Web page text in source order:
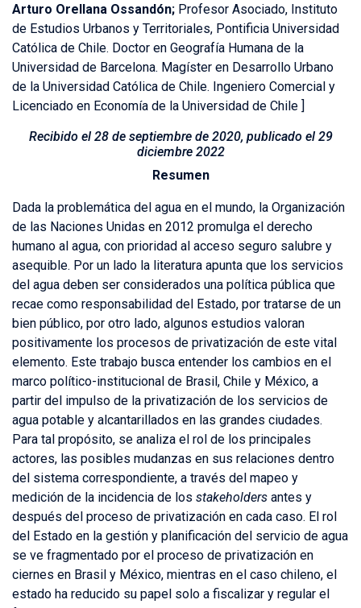
Arturo Orellana Ossandón; Profesor Asociado, Instituto
de Estudios Urbanos y Territoriales, Pontificia Universidad
Católica de Chile. Doctor en Geografía Humana de la
Universidad de Barcelona. Magíster en Desarrollo Urbano
de la Universidad Católica de Chile. Ingeniero Comercial y
Licenciado en Economía de la Universidad de Chile ]
Recibido el 28 de septiembre de 2020, publicado el 29
diciembre 2022
Resumen
Dada la problemática del agua en el mundo, la Organización
de las Naciones Unidas en 2012 promulga el derecho
humano al agua, con prioridad al acceso seguro salubre y
asequible. Por un lado la literatura apunta que los servicios
del agua deben ser considerados una política pública que
recae como responsabilidad del Estado, por tratarse de un
bien público, por otro lado, algunos estudios valoran
positivamente los procesos de privatización de este vital
elemento. Este trabajo busca entender los cambios en el
marco político-institucional de Brasil, Chile y México, a
partir del impulso de la privatización de los servicios de
agua potable y alcantarillados en las grandes ciudades.
Para tal propósito, se analiza el rol de los principales
actores, las posibles mudanzas en sus relaciones dentro
del sistema correspondiente, a través del mapeo y
medición de la incidencia de los stakeholders antes y
después del proceso de privatización en cada caso. El rol
del Estado en la gestión y planificación del servicio de agua
se ve fragmentado por el proceso de privatización en
ciernes en Brasil y México, mientras en el caso chileno, el
estado ha reducido su papel solo a fiscalizar y regular el